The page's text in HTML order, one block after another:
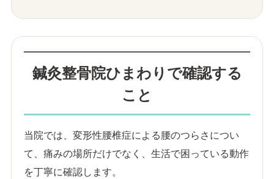
鍼灸整骨院ひまわりで確認する
こと
当院では、変形性腰椎症による腰のつらさについ
て、痛みの場所だけでなく、生活で困っている動作
を丁寧に確認します。